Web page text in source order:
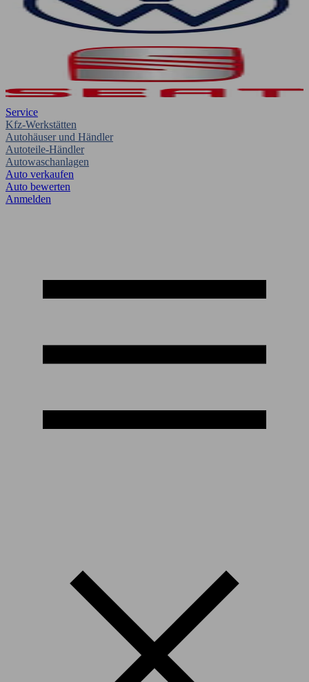
Service
Kfz-Werkstätten
Autohäuser und Händler
Autoteile-Händler
Autowaschanlagen
Auto verkaufen
Auto bewerten
Anmelden